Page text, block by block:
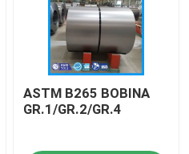
ASTM B265 BOBINA
GR.1/GR.2/GR.4